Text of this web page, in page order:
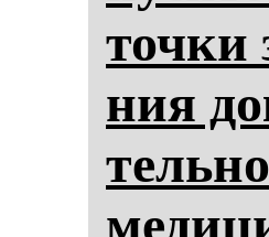
точ­ки
ния